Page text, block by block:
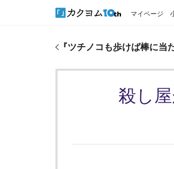
マイページ
『ツチノコも歩けば棒に当
殺し